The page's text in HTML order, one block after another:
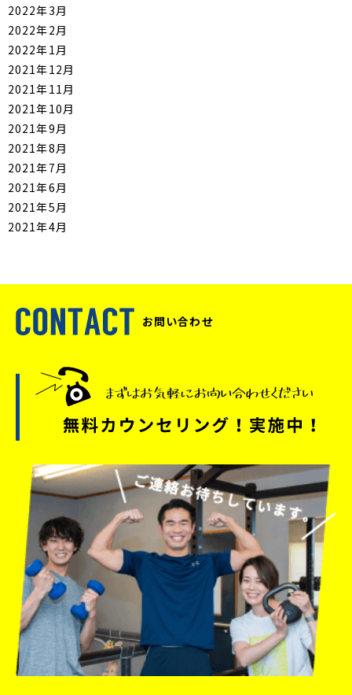
2022年3月
2022年2月
2022年1月
2021年12月
2021年11月
2021年10月
2021年9月
2021年8月
2021年7月
2021年6月
2021年5月
2021年4月
お問い合わせ